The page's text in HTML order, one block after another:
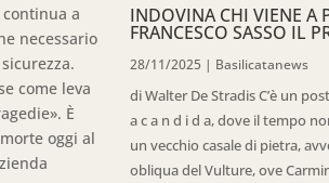
a
necessario
come leva
È
oggi al
INDOVINA CHI VIENE A
FRANCESCO SASSO IL
28/11/2025 | Basilicatanews
di Walter De Stradis C’è un
a c a n d i d a, dove il tempo
un vecchio casale di pietra,
obliqua del Vulture, ove